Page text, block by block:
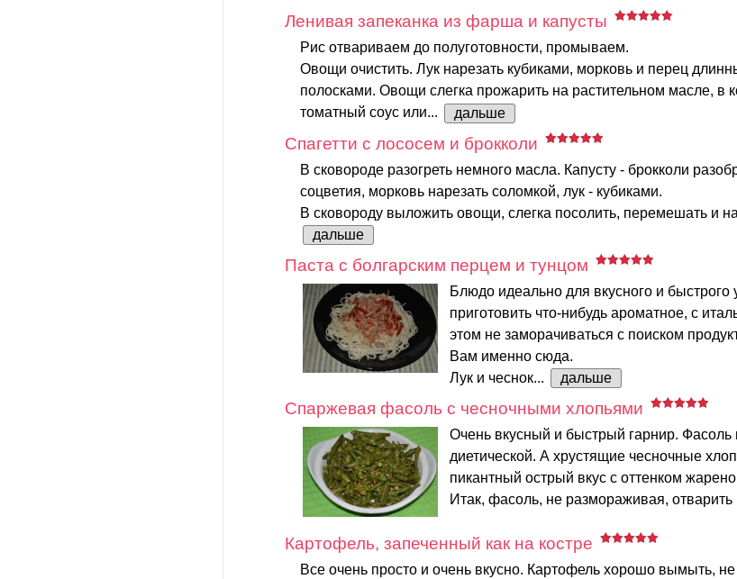
Ленивая запеканка из фарша и капусты
Рис отвариваем до полуготовности, промываем.
Овощи очистить. Лук нарезать кубиками, морковь и перец
полосками. Овощи слегка прожарить на растительном масле, в
томатный соус или...
дальше
Спагетти с лососем и брокколи
В сковороде разогреть немного масла. Капусту - брокколи
соцветия, морковь нарезать соломкой, лук - кубиками.
В сковороду выложить овощи, слегка посолить, перемешать и
дальше
Паста с болгарским перцем и тунцом
Блюдо идеально для вкусного и
приготовить что-нибудь ароматное, с
этом не заморачиваться с поиском
Вам именно сюда.
Лук и чеснок...
дальше
Спаржевая фасоль с чесночными хлопьями
Очень вкусный и быстрый гарнир. Фасоль
диетической. А хрустящие чесночные
пикантный острый вкус с оттенком
Итак, фасоль, не размораживая, отварить
Картофель, запеченный как на костре
Все очень просто и очень вкусно. Картофель хорошо вымыть, не